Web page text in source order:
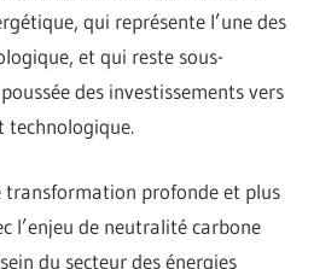
qui représente l’une des
et qui reste sous-
des investissements vers
technologique.
transformation profonde et plus
l’enjeu de neutralité carbone
du secteur des énergies